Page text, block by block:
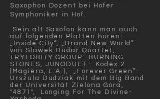
Saxophon Dozent bei Hofer
Symphoniker in Hof.
Sein alt Saxofon kann man auch
auf folgenden Platten hören:
„Inside City“, „Brand New World”
von Slawek Dudar Quartet,
TRYLOBITY GROUP- BURNING
STONES, JUNODUET - Kodex 2
(Magiera, L.A.), „Forever Green”-
Urszula Dudziak mit dem Big Band
der Universität Zielona Góra,
"4871", Longing For The Divine-